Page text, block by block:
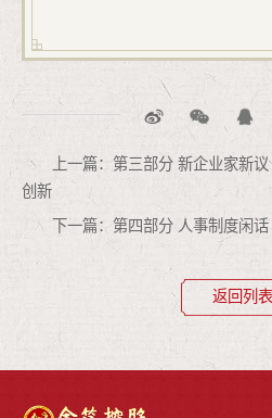
上一篇：第三部分 新企业家新
创新
下一篇：第四部分 人事制度闲
返回列表